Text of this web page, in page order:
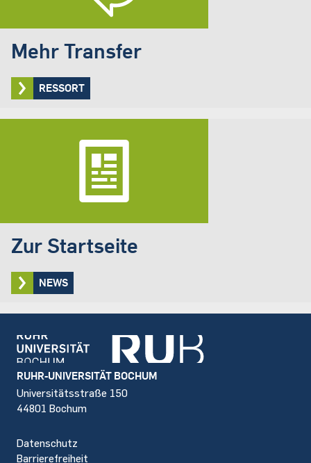
Mehr Transfer
RESSORT
Zur Startseite
NEWS
Footer
RUHR-UNIVERSITÄT BOCHUM
Universitätsstraße 150
44801 Bochum
Datenschutz
Barrierefreiheit